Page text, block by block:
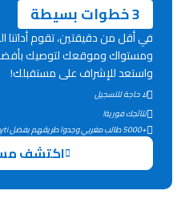
التعليم الثانوي
au Maroc
3 خطوات بسيطة
في أقل من دقيقتين، تقوم أداتنا
ومستواك وموقعك لتوصيك بأفضل
واستعد للإشراف على مستقبلك!
لا حاجة للتسجيل
نتائجك فورية!
+5000 طالب مغربي وجدوا طريقهم بفضل 9rayti.
اكتشف